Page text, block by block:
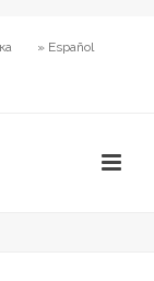
» Español